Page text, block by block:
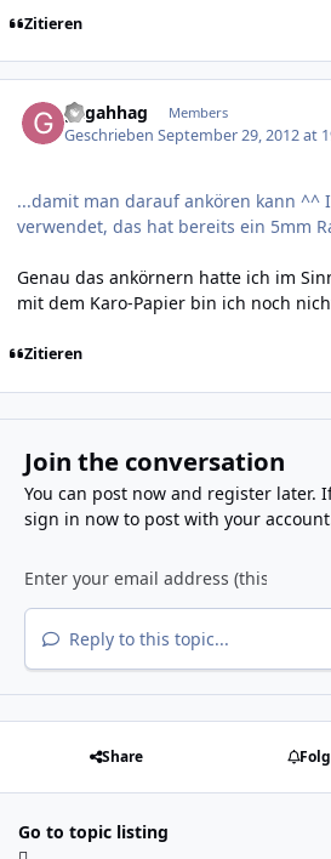
Zitieren
gagahhag Members
GeschriebenSeptember 29, 2012 at
...damit man darauf ankören kann ^^
verwendet, das hat bereits ein 5mm
Genau das ankörnern hatte ich im
mit dem Karo-Papier bin ich noch
Zitieren
Join the conversation
You can post now and register later.
sign in nowto post with your
Reply to this topic...
Share
Go to topic listing